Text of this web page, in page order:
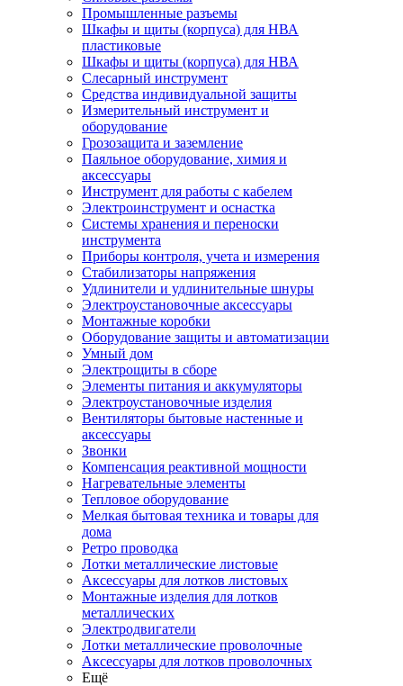
Промышленные разъемы
Шкафы и щиты (корпуса) для НВА
пластиковые
Шкафы и щиты (корпуса) для НВА
Слесарный инструмент
Средства индивидуальной защиты
Измерительный инструмент и
оборудование
Грозозащита и заземление
Паяльное оборудование, химия и
аксессуары
Инструмент для работы с кабелем
Электроинструмент и оснастка
Системы хранения и переноски
инструмента
Приборы контроля, учета и измерения
Стабилизаторы напряжения
Удлинители и удлинительные шнуры
Электроустановочные аксессуары
Монтажные коробки
Оборудование защиты и автоматизации
Умный дом
Электрощиты в сборе
Элементы питания и аккумуляторы
Электроустановочные изделия
Вентиляторы бытовые настенные и
аксессуары
Звонки
Компенсация реактивной мощности
Нагревательные элементы
Тепловое оборудование
Мелкая бытовая техника и товары для
дома
Ретро проводка
Лотки металлические листовые
Аксессуары для лотков листовых
Монтажные изделия для лотков
металлических
Электродвигатели
Лотки металлические проволочные
Аксессуары для лотков проволочных
Ещё